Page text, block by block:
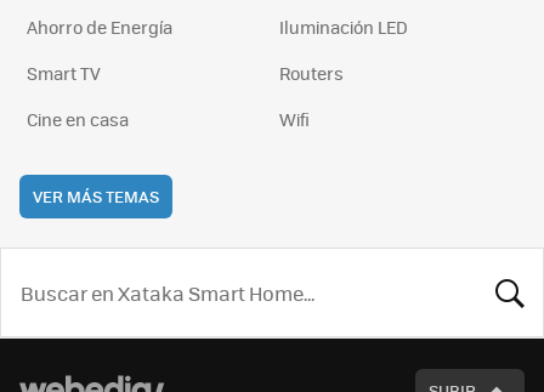
Ahorro de Energía
Iluminación LED
Smart TV
Routers
Cine en casa
Wifi
VER MÁS TEMAS